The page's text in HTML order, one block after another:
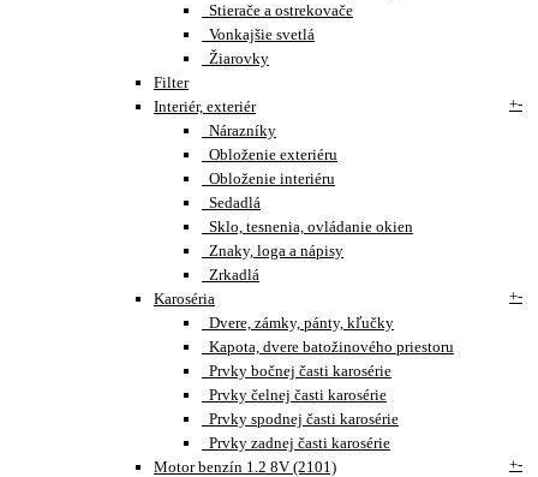
Stierače a ostrekovače
Vonkajšie svetlá
Žiarovky
Filter
Interiér, exteriér
+-
Nárazníky
Obloženie exteriéru
Obloženie interiéru
Sedadlá
Sklo, tesnenia, ovládanie okien
Znaky, loga a nápisy
Zrkadlá
Karoséria
+-
Dvere, zámky, pánty, kľučky
Kapota, dvere batožinového priestoru
Prvky bočnej časti karosérie
Prvky čelnej časti karosérie
Prvky spodnej časti karosérie
Prvky zadnej časti karosérie
Motor benzín 1.2 8V (2101)
+-